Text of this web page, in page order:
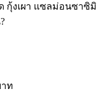
กุ้งเผา แซลม่อนซาซิมิ
ท